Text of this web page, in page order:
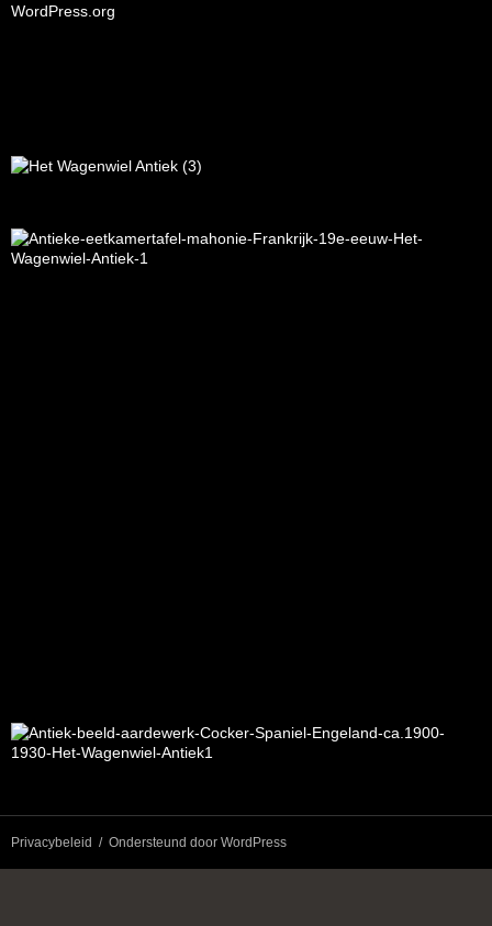
WordPress.org
Privacybeleid Ondersteund door WordPress